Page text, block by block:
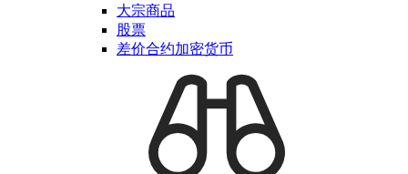
大宗商品
股票
差价合约加密货币